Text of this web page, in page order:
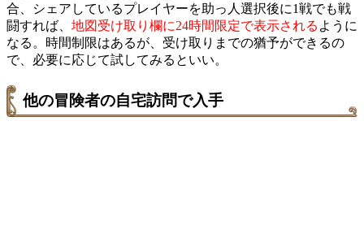
合、シェアしているプレイヤーを助っ人選択後に1戦でも戦
闘すれば、 地図受け取り欄に24時間限定で表示される ように
なる。時間制限はあるが、受け取りまでの猶予ができるの
で、必要に応じて試してみるといい。
他の冒険者の自宅訪問で入手